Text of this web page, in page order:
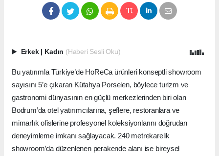
Erkek | Kadın (Haberi Sesli Oku)
Bu yatırımla Türkiye’de HoReCa ürünleri konseptli showroom
sayısını 5’e çıkaran Kütahya Porselen, böylece turizm ve
gastronomi dünyasının en güçlü merkezlerinden biri olan
Bodrum’da otel yatırımcılarına, şeflere, restoranlara ve
mimarlık ofislerine profesyonel koleksiyonlarını doğrudan
deneyimleme imkanı sağlayacak. 240 metrekarelik
showroom’da düzenlenen perakende alanı ise bireysel